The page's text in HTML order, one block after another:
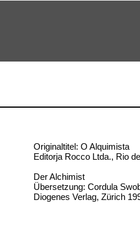
Originaltitel: O Alquimista
Editorja Rocco Ltda., Rio
Der Alchimist
Übersetzung: Cordula
Diogenes Verlag, Zürich